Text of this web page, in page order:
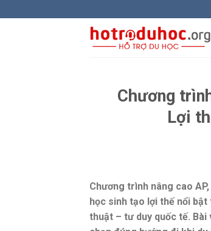
to
Chương
Lợi
Chương trình nâng cao
học sinh tạo lợi thế nổi
thuật – tư duy quốc tế.